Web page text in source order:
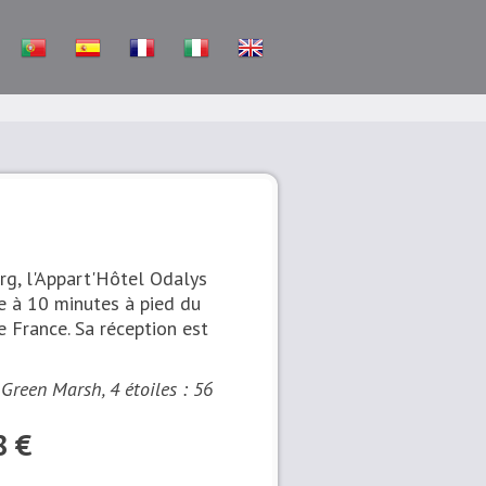
l'Appart'Hôtel Odalys
à 10 minutes à pied du
Sa réception est
Marsh, 4 étoiles : 56
€